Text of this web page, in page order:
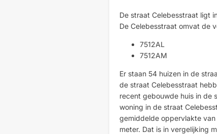
De straat Celebesstraat ligt
De Celebesstraat omvat de
7512AL
7512AM
Er staan 54 huizen in de
de straat Celebesstraat
recent gebouwde huis in de
woning in de straat
gemiddelde oppervlakte
meter. Dat is in vergelijking